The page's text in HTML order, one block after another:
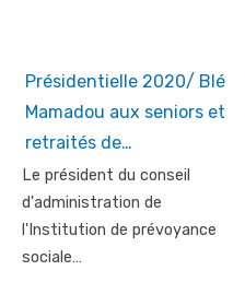
Présidentielle 2020/ Blé
Mamadou aux seniors et
retraités de…
Le président du conseil
d'administration de
l'Institution de prévoyance
sociale…